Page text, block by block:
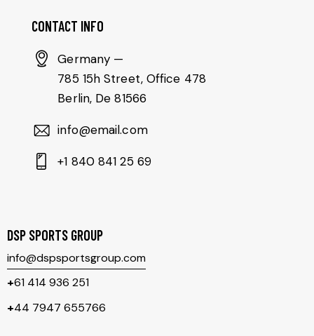
CONTACT INFO
Germany —
785 15h Street, Office 478
Berlin, De 81566
info@email.com
+1 840 841 25 69
DSP SPORTS GROUP
info@dspsportsgroup.com
+61 414 936 251
+44 7947 655766